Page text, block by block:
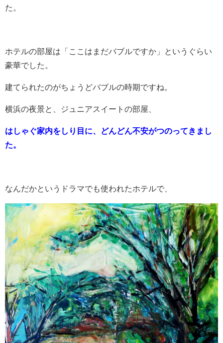
た。
ホテルの部屋は「ここはまだバブルですか」というぐらい
豪華でした。
建てられたのがちょうどバブルの時期ですね。
横浜の夜景と、ジュニアスイートの部屋、
はしゃぐ家内をしり目に、どんどん不安がつのってきまし
た。
なんだかというドラマでも使われたホテルで、